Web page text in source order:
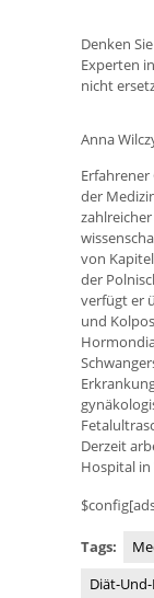
Denken
Experten
nicht
Anna
der
von
der
verfügt er
und
Derzeit
Hospital in
Tags:
Diät-